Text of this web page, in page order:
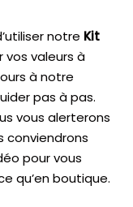
notre Kit
valeurs à
à notre
pas à pas.
vous alerterons
conviendrons
pour vous
qu’en boutique.